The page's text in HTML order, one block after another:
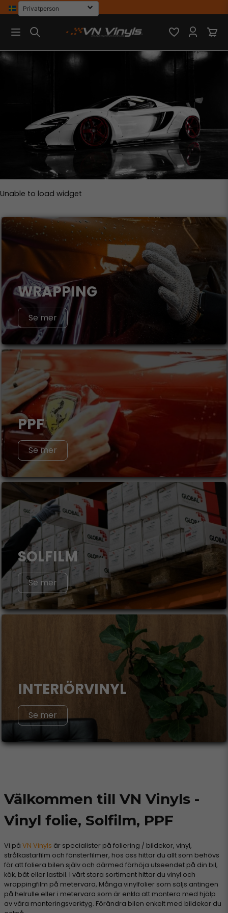
Unable to load widget
WRAPPING
Se mer
PPF
Se mer
SOLFILM
Se mer
INTERIÖRVINYL
Se mer
Välkommen till VN Vinyls -
Vinyl folie, Solfilm, PPF
Vi på VN Vinyls är specialister på foliering / bildekor, vinyl,
strålkastarfilm och fönsterfilmer, hos oss hittar du allt som behövs
för att foliera bilen själv och därmed förhöja utseendet på din bil,
kök, båt eller lastbil. I vårt stora sortiment hittar du vinyl och
wrappingfilm på metervara, Många vinylfolier som säljs antingen
på helrulle eller i metervara som är enkla att montera med hjälp
av våra monteringsverktyg. Förändra bilen enkelt med bildekor du